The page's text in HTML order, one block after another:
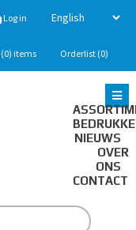
Log in
(0) items Orderlist (0)
NIEUWS
OVER
ONS
CONTACT